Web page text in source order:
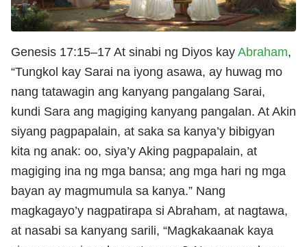
Genesis 17:15–17 At sinabi ng Diyos kay Abraham,
“Tungkol kay Sarai na iyong asawa, ay huwag mo
nang tatawagin ang kanyang pangalang Sarai,
kundi Sara ang magiging kanyang pangalan. At Akin
siyang pagpapalain, at saka sa kanya’y bibigyan
kita ng anak: oo, siya’y Aking pagpapalain, at
magiging ina ng mga bansa; ang mga hari ng mga
bayan ay magmumula sa kanya.” Nang
magkagayo’y nagpatirapa si Abraham, at nagtawa,
at nasabi sa kanyang sarili, “Magkakaanak kaya